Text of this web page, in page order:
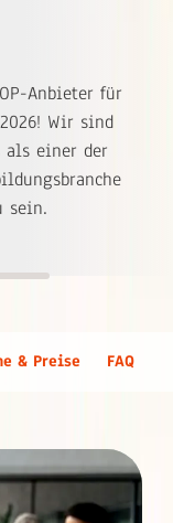
Anbieter für
Wir sind
als einer der
sein.
& Preise FAQ